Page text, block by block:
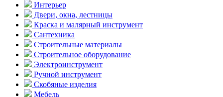
Интерьер
Двери, окна, лестницы
Краска и малярный инструмент
Сантехника
Строительные материалы
Строительное оборудование
Электроинструмент
Ручной инструмент
Скобяные изделия
Мебель